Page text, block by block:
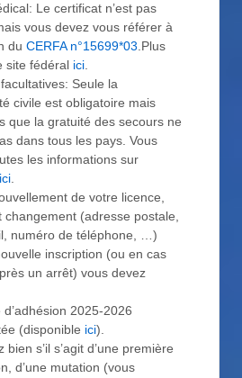
Le certificat n’est pas
vous devez vous référer à
du CERFA n°15699*03 .Plus
site fédéral ici
Seule la
civile est obligatoire mais
que la gratuité des secours ne
dans tous les pays. Vous
les informations sur
ici
de votre licence,
changement (adresse postale,
numéro de téléphone, …)
inscription (ou en cas
un arrêt) vous devez
d’adhésion 2025-2026
(disponible ici).
bien s’il s’agit d’une première
d’une mutation (vous